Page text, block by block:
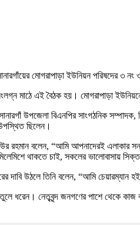
মোগরাপাড়া ইউনিয়ন পরিষদের ৩
মাঠে এই বৈঠক হয়। মোগরাপাড়া
উপজেলা বিএনপির সাংগঠনিক
ছিলেন।
রহমান বলেন, “আমি আপনাদেরই এলাকার
থাকতে চাই, সকলের ভালোবাসায়
দাবি উঠলে তিনি বলেন, “আমি
তুলে ধরেন। নেতৃবৃন্দ জনগণের পাশে থেকে